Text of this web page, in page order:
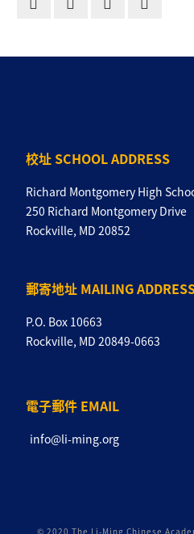
校址 SCHOOL ADDRESS
Richard Montgomery High
250 Richard Montgomery Drive
Rockville, MD 20852
郵寄地址 MAILING
P.O. Box 10663
Rockville, MD 20849-0663
電子郵件 EMAIL
info@li-ming.org
© 2020 The Li-Ming Chinese